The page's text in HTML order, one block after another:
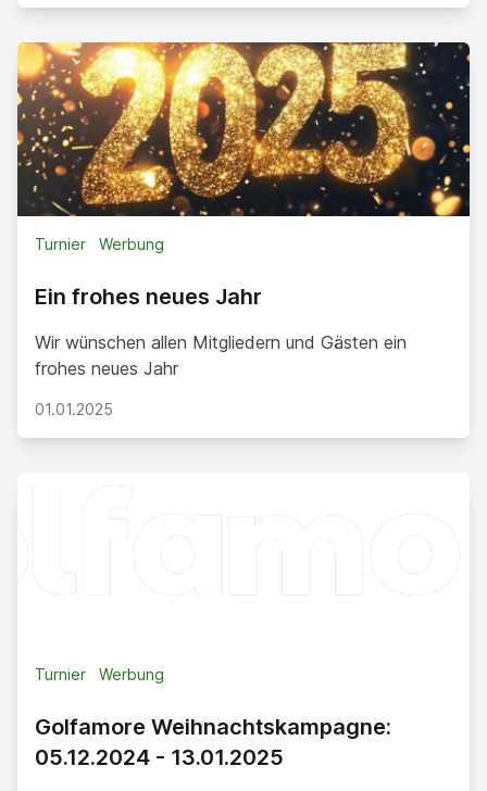
Turnier Werbung
Ein frohes neues Jahr
Wir wünschen allen Mitgliedern und Gästen ein
frohes neues Jahr
01.01.2025
Turnier Werbung
Golfamore Weihnachtskampagne:
05.12.2024 - 13.01.2025